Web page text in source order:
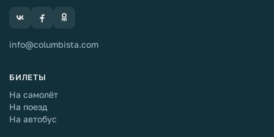
info@columbista.com
БИЛЕТЫ
На самолёт
На поезд
На автобус